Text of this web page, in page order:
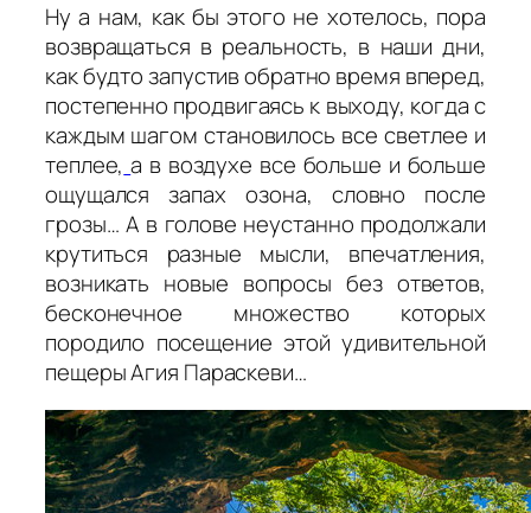
Ну а нам, как бы этого не хотелось, пора
возвращаться в реальность, в наши дни,
как будто запустив обратно время вперед,
постепенно продвигаясь к выходу, когда с
каждым шагом становилось все светлее и
теплее, а в воздухе все больше и больше
ощущался запах озона, словно после
грозы… А в голове неустанно продолжали
крутиться разные мысли, впечатления,
возникать новые вопросы без ответов,
бесконечное множество которых
породило посещение этой удивительной
пещеры Агия Параскеви…